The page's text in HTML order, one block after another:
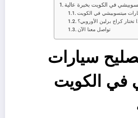
في الكويت بخبرة عالية
ميتسوبيشي في الكويت
تختار كراج برلين الأوروبي؟
تواصل معنا الآن
سيارات
في الكويت